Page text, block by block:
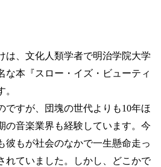
、文化人類学者で明治学院大学
な本『スロー・イズ・ビューティ
ですが、団塊の世代よりも10年ほ
の音楽業界も経験しています。今
彼もが社会のなかで一生懸命走っ
れていました。しかし、どこかで